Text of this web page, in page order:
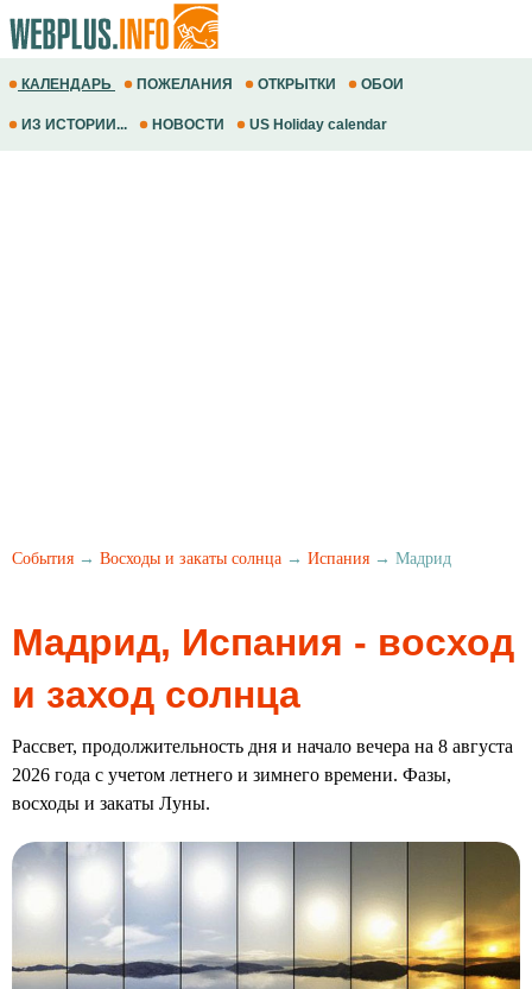
КАЛЕНДАРЬ ПОЖЕЛАНИЯ ОТКРЫТКИ ОБОИ
ИЗ ИСТОРИИ... НОВОСТИ US Holiday calendar
События → Восходы и закаты солнца → Испания → Мадрид
Мадрид, Испания - восход
и заход солнца
Рассвет, продолжительность дня и начало вечера на 8 августа
2026 года с учетом летнего и зимнего времени. Фазы,
восходы и закаты Луны.